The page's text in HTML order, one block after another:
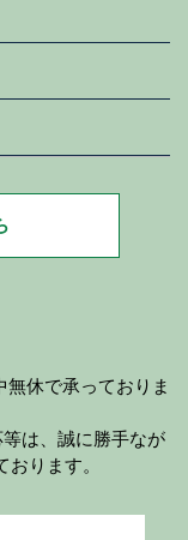
休で承っておりま
は、誠に勝手なが
ります。